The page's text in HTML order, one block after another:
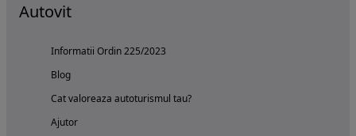
Autovit
Informatii Ordin 225/2023
Blog
Cat valoreaza autoturismul tau?
Ajutor